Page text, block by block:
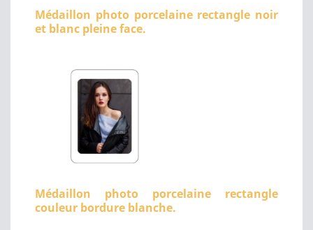
Médaillon photo porcelaine rectangle noir
et blanc pleine face.
Médaillon photo porcelaine rectangle
couleur bordure blanche.